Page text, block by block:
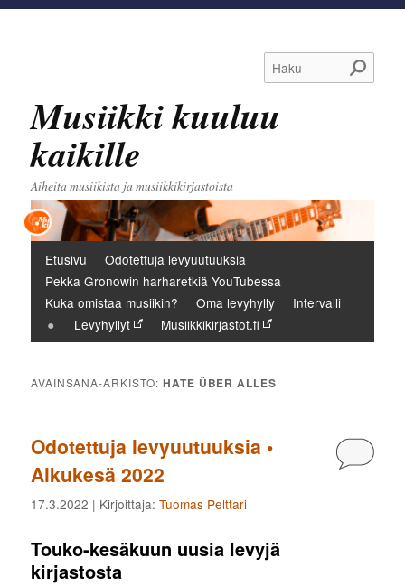
Haku
Musiikki kuuluu
kaikille
Aiheita musiikista ja musiikkikirjastoista
Päävalikko
Etusivu
Odotettuja levyuutuuksia
Pekka Gronowin harharetkiä YouTubessa
Kuka omistaa musiikin?
Oma levyhylly
Intervalli
Levyhyllyt
Musiikkikirjastot.fi
AVAINSANA-ARKISTO:HATE ÜBER ALLES
Odotettuja levyuutuuksia •
Alkukesä 2022
17.3.2022 | Kirjoittaja:Tuomas Pelttari
Touko-kesäkuun uusia levyjä
kirjastosta